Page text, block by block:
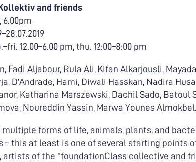
and friends
6.00pm
12.00–6.00 pm, thu. 12:00–8:00 pm
Fadi Aljabour, Rula Ali, Kifan Alkarjousli,
D’Andrade, Hami, Diwali Hasskan, Nadira
Katharina Marszewski, Dachil Sado, Batoul
Noureddin Yassin, Marwa Younes Almokbel.
forms of life, animals, plants, and
– this at least is one of several starting points
artists of the *foundationClass collective and